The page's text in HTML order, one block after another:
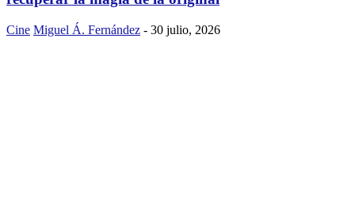
Cine Miguel Á. Fernández - 30 julio, 2026